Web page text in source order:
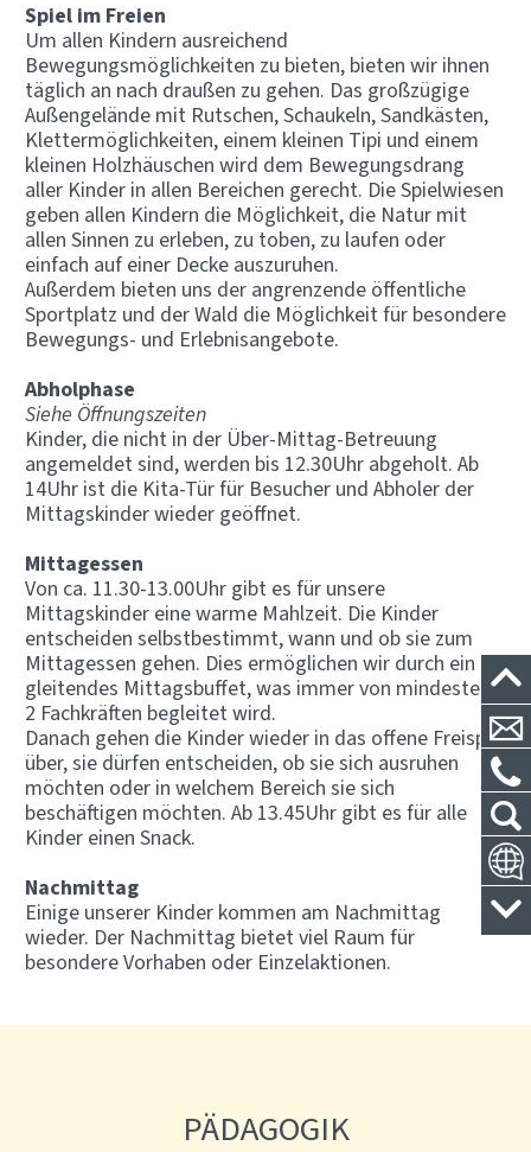
Spiel im Freien
Um allen Kindern ausreichend
Bewegungsmöglichkeiten zu bieten, bieten wir ihnen
täglich an nach draußen zu gehen. Das großzügige
Außengelände mit Rutschen, Schaukeln, Sandkästen,
Klettermöglichkeiten, einem kleinen Tipi und einem
kleinen Holzhäuschen wird dem Bewegungsdrang
aller Kinder in allen Bereichen gerecht. Die Spielwiesen
geben allen Kindern die Möglichkeit, die Natur mit
allen Sinnen zu erleben, zu toben, zu laufen oder
einfach auf einer Decke auszuruhen.
Außerdem bieten uns der angrenzende öffentliche
Sportplatz und der Wald die Möglichkeit für besondere
Bewegungs- und Erlebnisangebote.
Abholphase
Siehe Öffnungszeiten
Kinder, die nicht in der Über-Mittag-Betreuung
angemeldet sind, werden bis 12.30Uhr abgeholt. Ab
14Uhr ist die Kita-Tür für Besucher und Abholer der
Mittagskinder wieder geöffnet.
Mittagessen
Von ca. 11.30-13.00Uhr gibt es für unsere
Mittagskinder eine warme Mahlzeit. Die Kinder
entscheiden selbstbestimmt, wann und ob sie zum
Mittagessen gehen. Dies ermöglichen wir durch ein
gleitendes Mittagsbuffet, was immer von mindestens
2 Fachkräften begleitet wird.
Danach gehen die Kinder wieder in das offene Freispiel
über, sie dürfen entscheiden, ob sie sich ausruhen
möchten oder in welchem Bereich sie sich
beschäftigen möchten. Ab 13.45Uhr gibt es für alle
Kinder einen Snack.
Nachmittag
Einige unserer Kinder kommen am Nachmittag
wieder. Der Nachmittag bietet viel Raum für
besondere Vorhaben oder Einzelaktionen.
PÄDAGOGIK